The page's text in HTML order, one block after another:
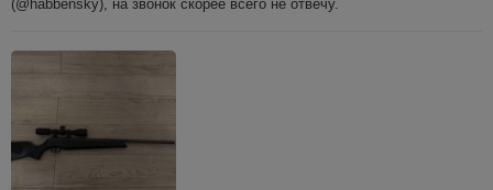
(@habbensky), на звонок скорее всего не отвечу.